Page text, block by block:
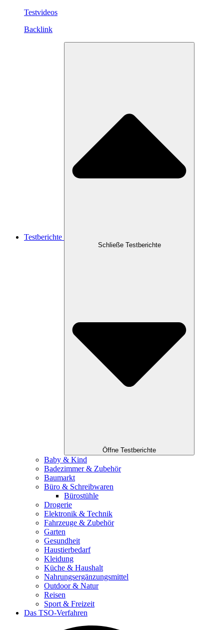
Testvideos
Backlink
Testberichte
Schließe Testberichte
Öffne Testberichte
Baby & Kind
Badezimmer & Zubehör
Baumarkt
Büro & Schreibwaren
Bürostühle
Drogerie
Elektronik & Technik
Fahrzeuge & Zubehör
Garten
Gesundheit
Haustierbedarf
Kleidung
Küche & Haushalt
Nahrungsergänzungsmittel
Outdoor & Natur
Reisen
Sport & Freizeit
Das TSO-Verfahren